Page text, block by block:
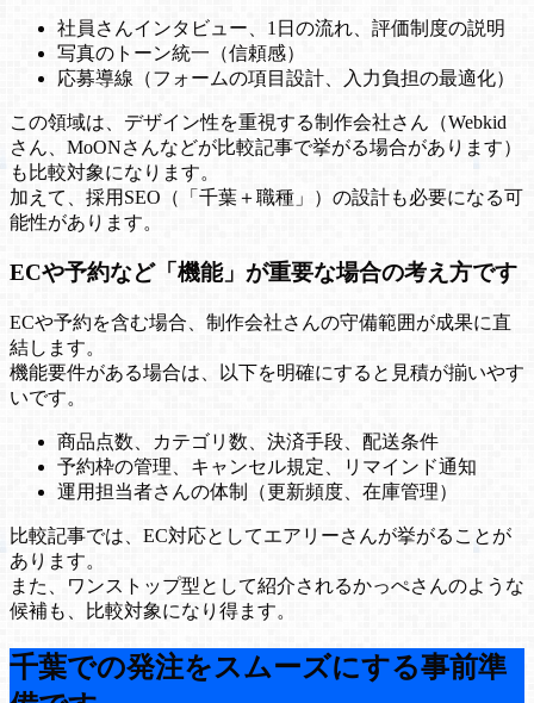
社員さんインタビュー、1日の流れ、評価制度の説明
写真のトーン統一（信頼感）
応募導線（フォームの項目設計、入力負担の最適化）
この領域は、デザイン性を重視する制作会社さん（Webkid
さん、MoONさんなどが比較記事で挙がる場合があります）
も比較対象になります。
加えて、採用SEO（「千葉＋職種」）の設計も必要になる可
能性があります。
ECや予約など「機能」が重要な場合の考え方です
ECや予約を含む場合、制作会社さんの守備範囲が成果に直
結します。
機能要件がある場合は、以下を明確にすると見積が揃いやす
いです。
商品点数、カテゴリ数、決済手段、配送条件
予約枠の管理、キャンセル規定、リマインド通知
運用担当者さんの体制（更新頻度、在庫管理）
比較記事では、EC対応としてエアリーさんが挙がることが
あります。
また、ワンストップ型として紹介されるかっぺさんのような
候補も、比較対象になり得ます。
千葉での発注をスムーズにする事前準